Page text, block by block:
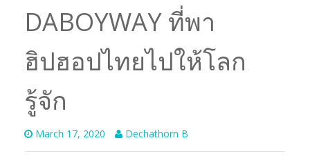
DABOYWAY ที่พา
ฮิปฮอปไทยไปให้โลก
รู้จัก
March 17, 2020 Dechathorn B